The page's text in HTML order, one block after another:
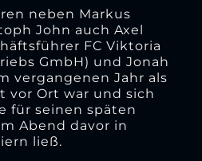
neben Markus
John auch Axel
FC Viktoria
GmbH) und Jonah
vergangenen Jahr als
vor Ort war und sich
für seinen späten
Abend davor in
ließ.